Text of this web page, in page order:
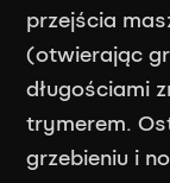
przejścia
(otwierając
długościami
trymerem.
grzebieniu i